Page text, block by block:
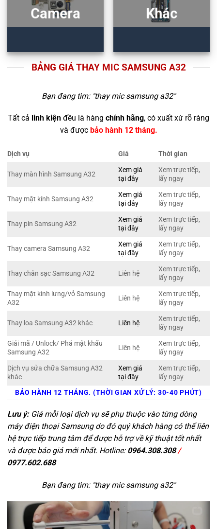
Camera Khác
BẢNG GIÁ THAY MIC SAMSUNG A32
Bạn đang tìm: "thay mic samsung a32"
Tất cả linh kiện đều là hàng chính hãng, có xuất xứ rõ ràng
và được bảo hành 12 tháng.
Dịch vụ Giá Thời gian
Thay màn hình Samsung A32
Xem giá
tại đây
Xem trực tiếp,
lấy ngay
Thay mặt kính Samsung A32
Xem giá
tại đây
Xem trực tiếp,
lấy ngay
Thay pin Samsung A32
Xem giá
tại đây
Xem trực tiếp,
lấy ngay
Thay camera Samsung A32
Xem giá
tại đây
Xem trực tiếp,
lấy ngay
Thay chân sạc Samsung A32 Liên hệ
Xem trực tiếp,
lấy ngay
Thay mặt kính lưng/vỏ Samsung
A32
Liên hệ
Xem trực tiếp,
lấy ngay
Thay loa Samsung A32 khác Liên hệ
Xem trực tiếp,
lấy ngay
Giải mã / Unlock/ Phá mật khẩu
Samsung A32
Liên hệ
Xem trực tiếp,
lấy ngay
Dịch vụ sửa chữa Samsung A32
khác
Xem giá
tại đây
Xem trực tiếp,
lấy ngay
BẢO HÀNH 12 THÁNG. (THỜI GIAN XỬ LÝ: 30-40 PHÚT)
Lưu ý:Giá mỗi loại dịch vụ sẽ phụ thuộc vào từng dòng
máy điện thoại Samsung do đó quý khách hàng có thể liên
hệ trực tiếp trung tâm để được hỗ trợ về kỹ thuật tốt nhất
và được báo giá mới nhất. Hotline: 0964.308.308/
0977.602.688
Bạn đang tìm: "thay mic samsung a32"